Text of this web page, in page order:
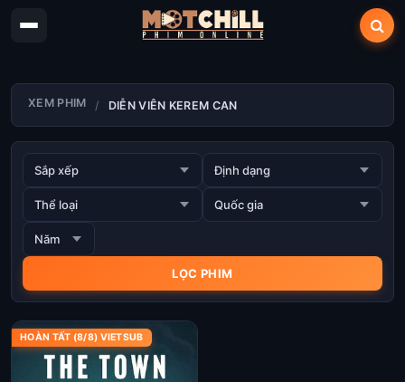
XEM PHIM DIỄN VIÊN KEREM CAN
HOÀN TẤT (8/8) VIETSUB